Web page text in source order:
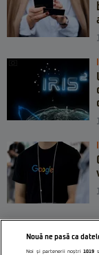
Nouă ne pasă ca
Noi și partenerii noștri1019